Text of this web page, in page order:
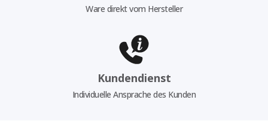
Ware direkt vom Hersteller
Kundendienst
Individuelle Ansprache des Kunden